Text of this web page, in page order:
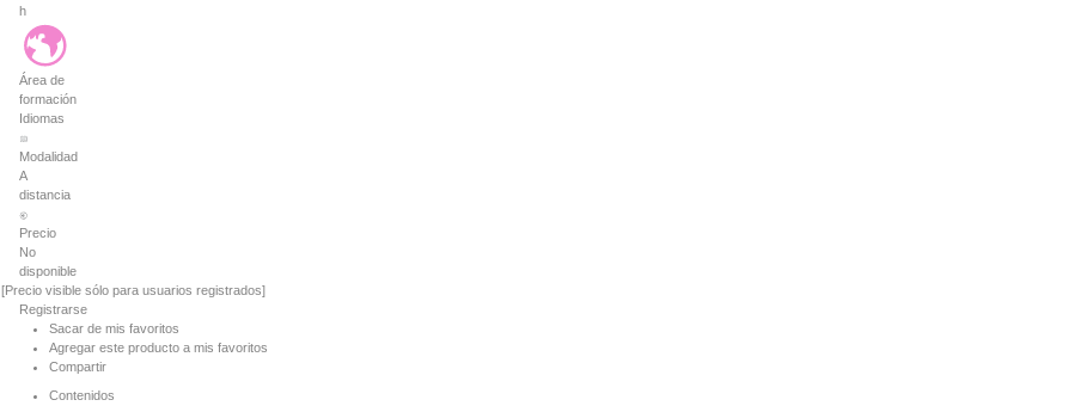
h
Área de
formación
Idiomas
Modalidad
A
distancia
Precio
No
disponible
[Precio visible sólo para usuarios registrados]
Registrarse
Sacar de mis favoritos
Agregar este producto a mis favoritos
Compartir
Contenidos